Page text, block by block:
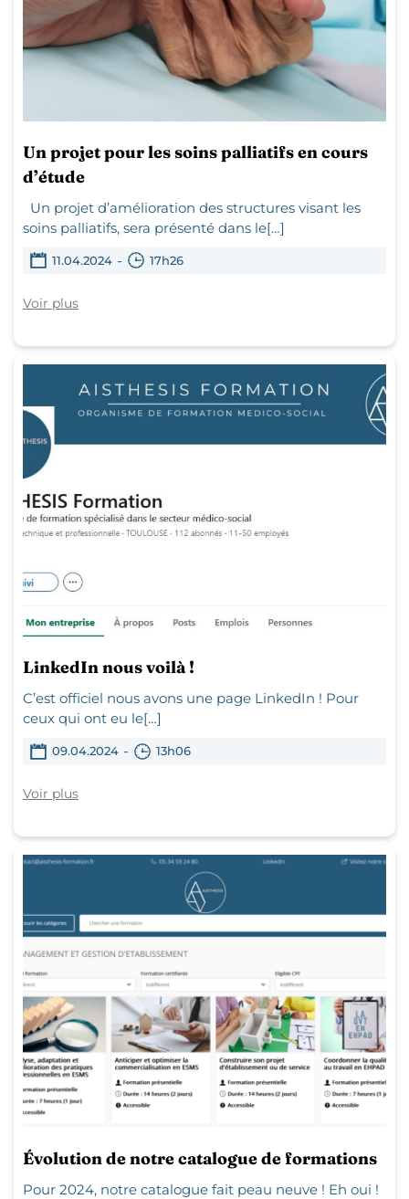
Un projet pour les soins palliatifs en cours
d’étude
Un projet d’amélioration des structures visant les
soins palliatifs, sera présenté dans le[…]
11.04.2024 - 17h26
Voir plus
LinkedIn nous voilà !
C’est officiel nous avons une page LinkedIn ! Pour
ceux qui ont eu le[…]
09.04.2024 - 13h06
Voir plus
Évolution de notre catalogue de formations
Pour 2024, notre catalogue fait peau neuve ! Eh oui !